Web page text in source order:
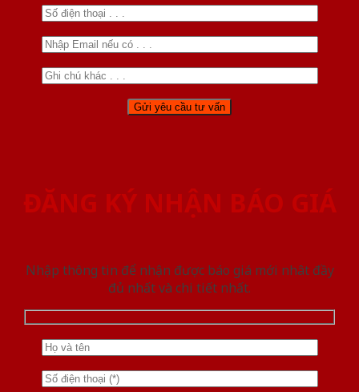
ĐĂNG KÝ NHẬN BÁO GIÁ
Nhập thông tin để nhận được báo giá mới nhât đầy
đủ nhất và chi tiết nhất.